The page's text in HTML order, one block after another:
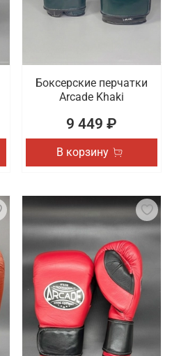
Боксерские перчатки
Arcade Khaki
9 449 ₽
В корзину